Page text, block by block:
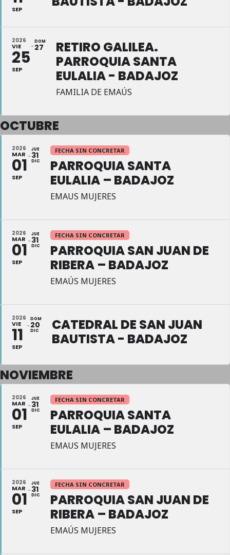
SEP
2026
VIE
25
SEP
DOM
27
RETIRO GALILEA.
PARROQUIA SANTA
EULALIA - BADAJOZ
FAMILIA DE EMAÚS
OCTUBRE
2026
MAR
01
SEP
JUE
31
DIC
FECHA SIN CONCRETAR
PARROQUIA SANTA
EULALIA – BADAJOZ
EMAUS MUJERES
2026
MAR
01
SEP
JUE
31
DIC
FECHA SIN CONCRETAR
PARROQUIA SAN JUAN DE
RIBERA – BADAJOZ
EMAÚS MUJERES
2026
VIE
11
SEP
DOM
20
DIC
CATEDRAL DE SAN JUAN
BAUTISTA - BADAJOZ
NOVIEMBRE
2026
MAR
01
SEP
JUE
31
DIC
FECHA SIN CONCRETAR
PARROQUIA SANTA
EULALIA – BADAJOZ
EMAUS MUJERES
2026
MAR
01
SEP
JUE
31
DIC
FECHA SIN CONCRETAR
PARROQUIA SAN JUAN DE
RIBERA – BADAJOZ
EMAÚS MUJERES